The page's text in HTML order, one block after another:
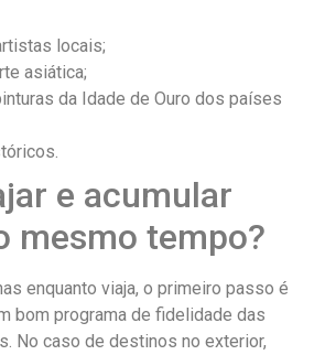
locais;
asiática;
da Idade de Ouro dos países
e acumular
mesmo tempo?
enquanto viaja, o primeiro passo é
bom programa de fidelidade das
No caso de destinos no exterior,